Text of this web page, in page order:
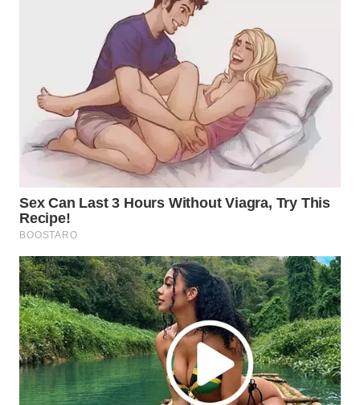
WN
SUKABUMI
WN
PURWAKARTA
WN
PRIANGAN
WN
SEMARANG
WN
SOLO